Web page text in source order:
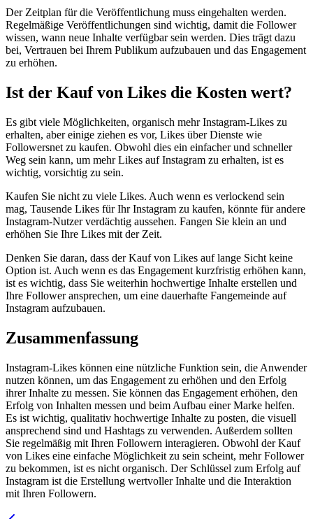
Der Zeitplan für die Veröffentlichung muss eingehalten werden.
Regelmäßige Veröffentlichungen sind wichtig, damit die Follower
wissen, wann neue Inhalte verfügbar sein werden. Dies trägt dazu
bei, Vertrauen bei Ihrem Publikum aufzubauen und das Engagement
zu erhöhen.
Ist der Kauf von Likes die Kosten wert?
Es gibt viele Möglichkeiten, organisch mehr Instagram-Likes zu
erhalten, aber einige ziehen es vor, Likes über Dienste wie
Followersnet zu kaufen. Obwohl dies ein einfacher und schneller
Weg sein kann, um mehr Likes auf Instagram zu erhalten, ist es
wichtig, vorsichtig zu sein.
Kaufen Sie nicht zu viele Likes. Auch wenn es verlockend sein
mag, Tausende Likes für Ihr Instagram zu kaufen, könnte für andere
Instagram-Nutzer verdächtig aussehen. Fangen Sie klein an und
erhöhen Sie Ihre Likes mit der Zeit.
Denken Sie daran, dass der Kauf von Likes auf lange Sicht keine
Option ist. Auch wenn es das Engagement kurzfristig erhöhen kann,
ist es wichtig, dass Sie weiterhin hochwertige Inhalte erstellen und
Ihre Follower ansprechen, um eine dauerhafte Fangemeinde auf
Instagram aufzubauen.
Zusammenfassung
Instagram-Likes können eine nützliche Funktion sein, die Anwender
nutzen können, um das Engagement zu erhöhen und den Erfolg
ihrer Inhalte zu messen. Sie können das Engagement erhöhen, den
Erfolg von Inhalten messen und beim Aufbau einer Marke helfen.
Es ist wichtig, qualitativ hochwertige Inhalte zu posten, die visuell
ansprechend sind und Hashtags zu verwenden. Außerdem sollten
Sie regelmäßig mit Ihren Followern interagieren. Obwohl der Kauf
von Likes eine einfache Möglichkeit zu sein scheint, mehr Follower
zu bekommen, ist es nicht organisch. Der Schlüssel zum Erfolg auf
Instagram ist die Erstellung wertvoller Inhalte und die Interaktion
mit Ihren Followern.